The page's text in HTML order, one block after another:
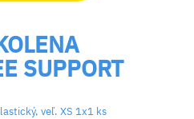
SUPPORT
veľ. XS 1x1 ks